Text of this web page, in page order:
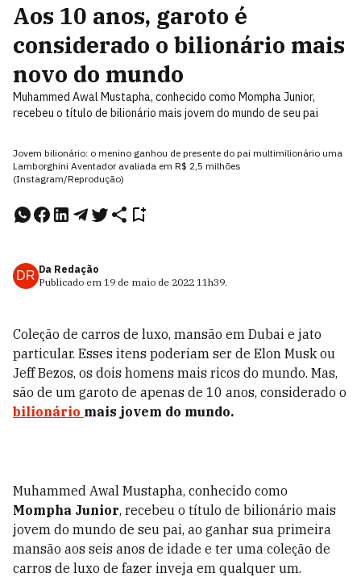
Aos 10 anos, garoto é
considerado o bilionário mais
novo do mundo
Muhammed Awal Mustapha, conhecido como Mompha Junior,
recebeu o título de bilionário mais jovem do mundo de seu pai
Jovem bilionário: o menino ganhou de presente do pai multimilionário uma
Lamborghini Aventador avaliada em R$ 2,5 milhões
(Instagram/Reprodução)
DR Da Redação
Publicado em 19 de maio de 2022 11h39.
Coleção de carros de luxo, mansão em Dubai e jato
particular. Esses itens poderiam ser de Elon Musk ou
Jeff Bezos, os dois homens mais ricos do mundo. Mas,
são de um garoto de apenas de 10 anos, considerado o
bilionário mais jovem do mundo.
Muhammed Awal Mustapha, conhecido como
Mompha Junior, recebeu o título de bilionário mais
jovem do mundo de seu pai, ao ganhar sua primeira
mansão aos seis anos de idade e ter uma coleção de
carros de luxo de fazer inveja em qualquer um.